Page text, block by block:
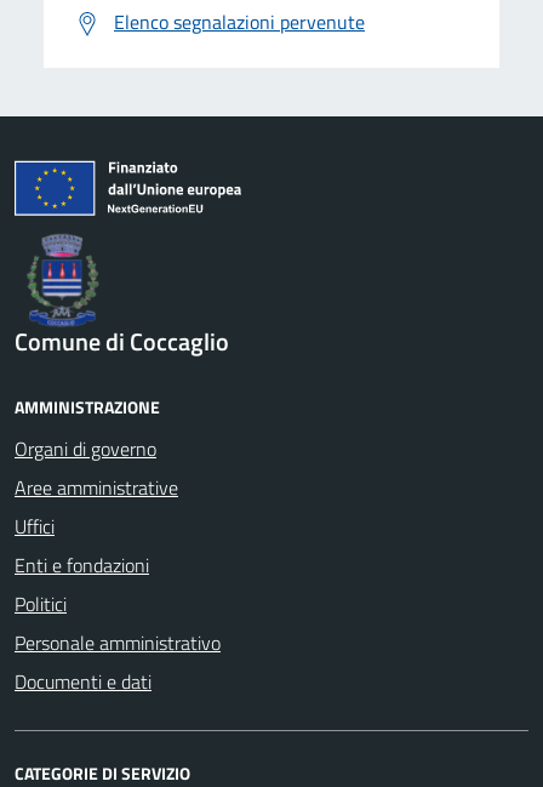
Elenco segnalazioni pervenute
Comune di Coccaglio
AMMINISTRAZIONE
Organi di governo
Aree amministrative
Uffici
Enti e fondazioni
Politici
Personale amministrativo
Documenti e dati
CATEGORIE DI SERVIZIO